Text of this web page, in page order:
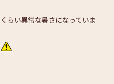
らい異常な暑さになっていま